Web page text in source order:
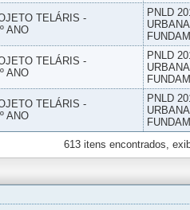
TELÁRIS -
ANO
PNLD
TELÁRIS -
ANO
PNLD
TELÁRIS -
ANO
PNLD
613 itens encontrados,